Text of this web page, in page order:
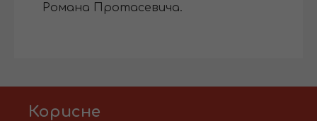
Романа Протасевича.
Корисне